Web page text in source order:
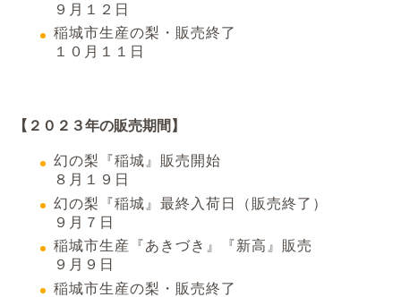
９月１２日
稲城市生産の梨・販売終了
１０月１１日
【２０２３年の販売期間】
幻の梨『稲城』販売開始
８月１９日
幻の梨『稲城』最終入荷日（販売終了）
９月７日
稲城市生産『あきづき』『新高』販売
９月９日
稲城市生産の梨・販売終了